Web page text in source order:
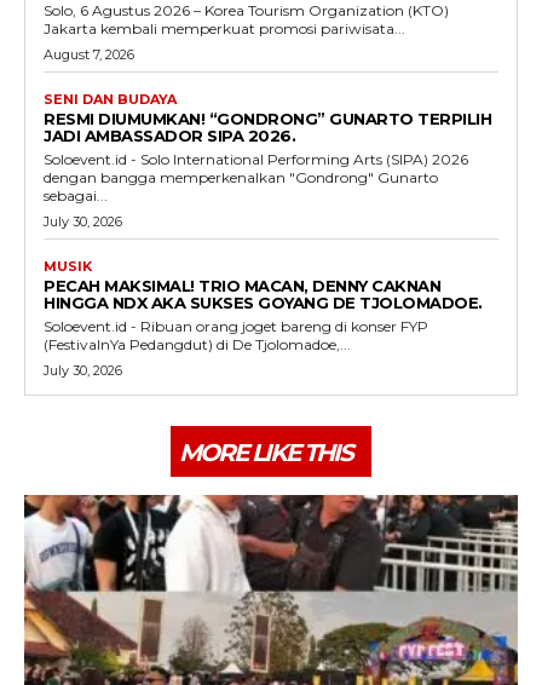
Solo, 6 Agustus 2026 – Korea Tourism Organization (KTO)
Jakarta kembali memperkuat promosi pariwisata...
August 7, 2026
SENI DAN BUDAYA
RESMI DIUMUMKAN! “GONDRONG” GUNARTO TERPILIH
JADI AMBASSADOR SIPA 2026.
Soloevent.id - Solo International Performing Arts (SIPA) 2026
dengan bangga memperkenalkan "Gondrong" Gunarto
sebagai...
July 30, 2026
MUSIK
PECAH MAKSIMAL! TRIO MACAN, DENNY CAKNAN
HINGGA NDX AKA SUKSES GOYANG DE TJOLOMADOE.
Soloevent.id - Ribuan orang joget bareng di konser FYP
(FestivalnYa Pedangdut) di De Tjolomadoe,...
July 30, 2026
MORE LIKE THIS